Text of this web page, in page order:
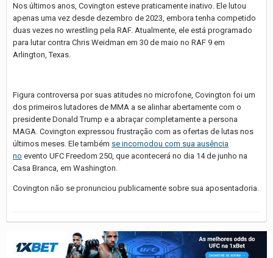
Nos últimos anos, Covington esteve praticamente inativo. Ele lutou
apenas uma vez desde dezembro de 2023, embora tenha competido
duas vezes no wrestling pela RAF. Atualmente, ele está programado
para lutar contra Chris Weidman em 30 de maio no RAF 9 em
Arlington, Texas.
Figura controversa por suas atitudes no microfone, Covington foi um
dos primeiros lutadores de MMA a se alinhar abertamente com o
presidente Donald Trump e a abraçar completamente a persona
MAGA. Covington expressou frustração com as ofertas de lutas nos
últimos meses. Ele também se incomodou com sua ausência
no evento UFC Freedom 250, que acontecerá no dia 14 de junho na
Casa Branca, em Washington.
Covington não se pronunciou publicamente sobre sua aposentadoria.